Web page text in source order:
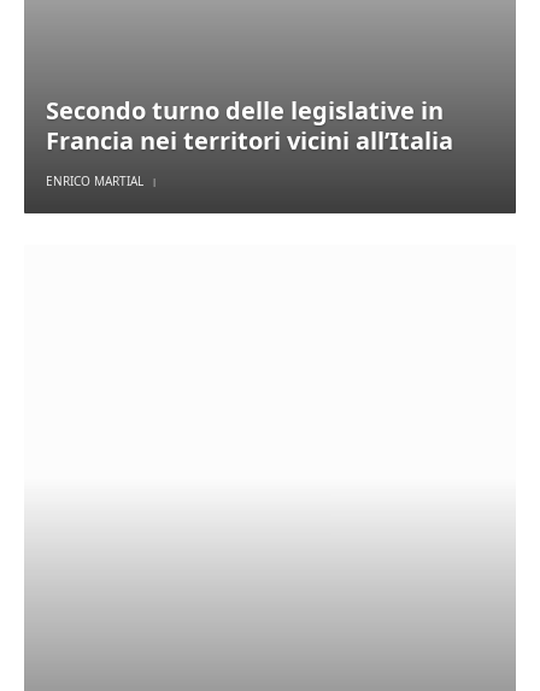
Secondo turno delle legislative in
Francia nei territori vicini all’Italia
ENRICO MARTIAL